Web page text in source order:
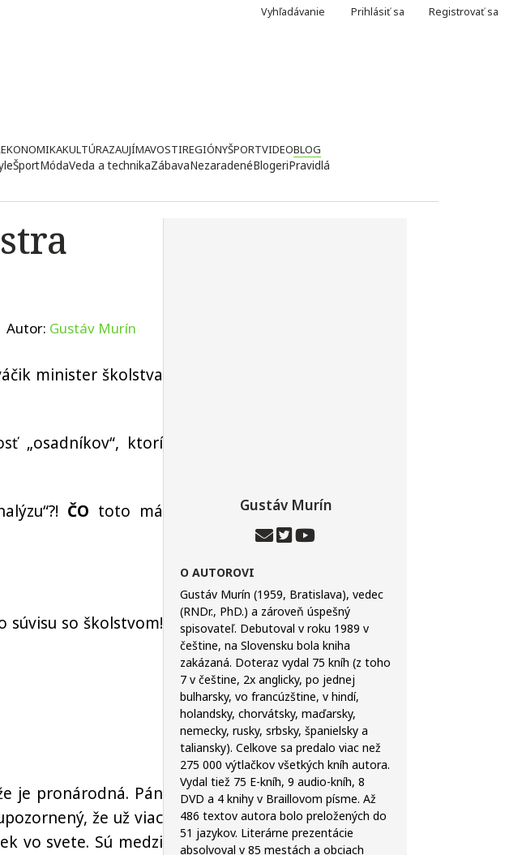
Vyhľadávanie Prihlásiť sa Registrovať sa
EKONOMIKAKULTÚRAZAUJÍMAVOSTIREGIÓNYŠPORTVIDEOBLOG
ŠportMódaVeda a technikaZábavaNezaradenéBlogeriPravidlá
Autor: Gustáv Murín
minister školstva
„osadníkov“, ktorí
ČO toto má
súvisu so školstvom!
je pronárodná. Pán
že už viac
vo svete. Sú medzi
Gustáv Murín
O AUTOROVI
Gustáv Murín (1959, Bratislava), vedec
(RNDr., PhD.) a zároveň úspešný
spisovateľ. Debutoval v roku 1989 v
češtine, na Slovensku bola kniha
zakázaná. Doteraz vydal 75 kníh (z toho
7 v češtine, 2x anglicky, po jednej
bulharsky, vo francúzštine, v hindí,
holandsky, chorvátsky, maďarsky,
nemecky, rusky, srbsky, španielsky a
taliansky). Celkove sa predalo viac než
275 000 výtlačkov všetkých kníh autora.
Vydal tiež 75 E-kníh, 9 audio-kníh, 8
DVD a 4 knihy v Braillovom písme. Až
486 textov autora bolo preložených do
51 jazykov. Literárne prezentácie
absolvoval v 85 mestách a obciach